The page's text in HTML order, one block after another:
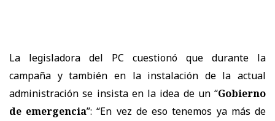
La legisladora del PC cuestionó que durante la
campaña y también en la instalación de la actual
administración se insista en la idea de un “Gobierno
de emergencia”: “En vez de eso tenemos ya más de